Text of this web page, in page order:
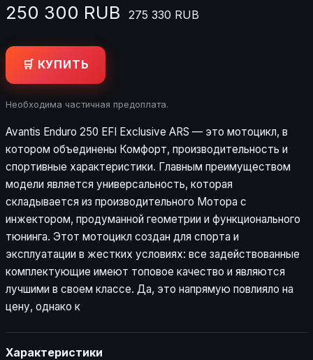
250 300 RUB 275 330 RUB
🛒 КУПИТЬ
Необходима частичная предоплата.
Avantis Enduro 250 EFI Exclusive ARS — это мотоцикл, в
котором объединены Комфорт, производительность и
спортивные характеристики. Главным преимуществом
модели является универсальность, которая
складывается из производительного Мотора с
инжектором, продуманной геометрии и функционального
тюнинга. Этот мотоцикл создан для спорта и
эксплуатации в жестких условиях: все задействованные
комплектующие имеют топовое качество и являются
лучшими в своем классе. Да, это напрямую повлияло на
цену, однако к
Характеристики